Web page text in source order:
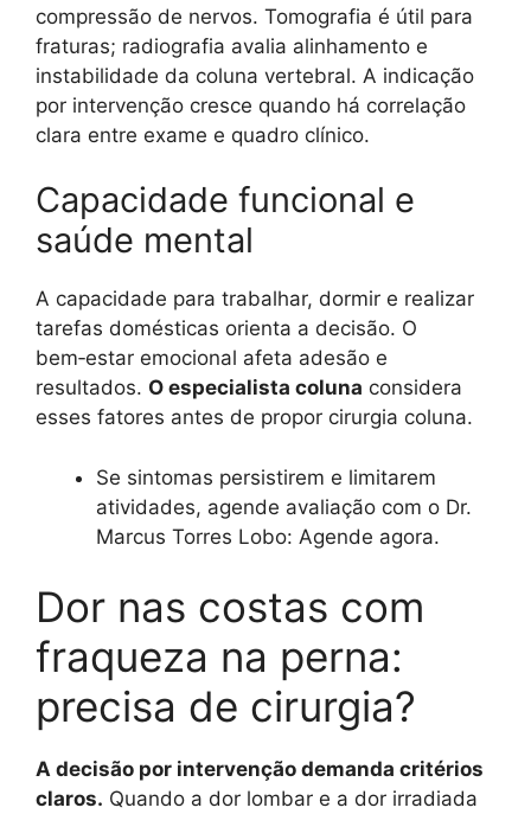
compressão de nervos. Tomografia é útil para
fraturas; radiografia avalia alinhamento e
instabilidade da coluna vertebral. A indicação
por intervenção cresce quando há correlação
clara entre exame e quadro clínico.
Capacidade funcional e
saúde mental
A capacidade para trabalhar, dormir e realizar
tarefas domésticas orienta a decisão. O
bem‑estar emocional afeta adesão e
resultados. O especialista coluna considera
esses fatores antes de propor cirurgia coluna.
Se sintomas persistirem e limitarem
atividades, agende avaliação com o Dr.
Marcus Torres Lobo: Agende agora.
Dor nas costas com
fraqueza na perna:
precisa de cirurgia?
A decisão por intervenção demanda critérios
claros. Quando a dor lombar e a dor irradiada